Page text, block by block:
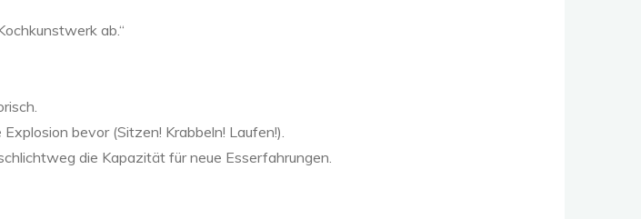
ab.“
bevor (Sitzen! Krabbeln! Laufen!).
die Kapazität für neue Esserfahrungen.